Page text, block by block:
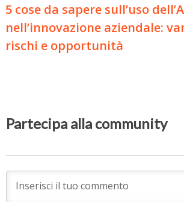
5 cose da sapere sull’uso
nell’innovazione aziendale:
rischi e opportunità
Partecipa alla community